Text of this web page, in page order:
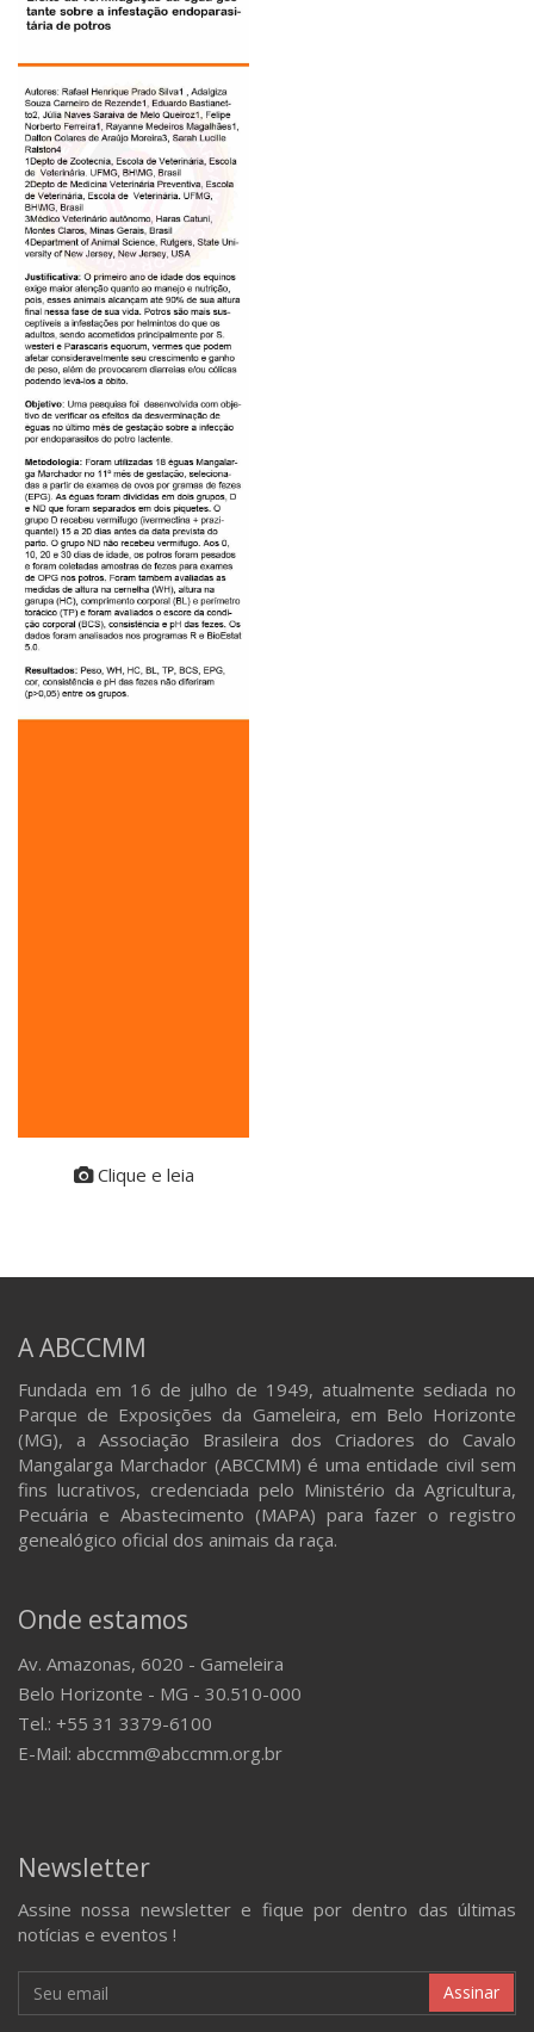
Clique e leia
A ABCCMM
Fundada em 16 de julho de 1949, atualmente sediada no
Parque de Exposições da Gameleira, em Belo Horizonte
(MG), a Associação Brasileira dos Criadores do Cavalo
Mangalarga Marchador (ABCCMM) é uma entidade civil sem
fins lucrativos, credenciada pelo Ministério da Agricultura,
Pecuária e Abastecimento (MAPA) para fazer o registro
genealógico oficial dos animais da raça.
Onde estamos
Av. Amazonas, 6020 - Gameleira
Belo Horizonte - MG - 30.510-000
Tel.: +55 31 3379-6100
E-Mail: abccmm@abccmm.org.br
Newsletter
Assine nossa newsletter e fique por dentro das últimas
notícias e eventos !
Assinar